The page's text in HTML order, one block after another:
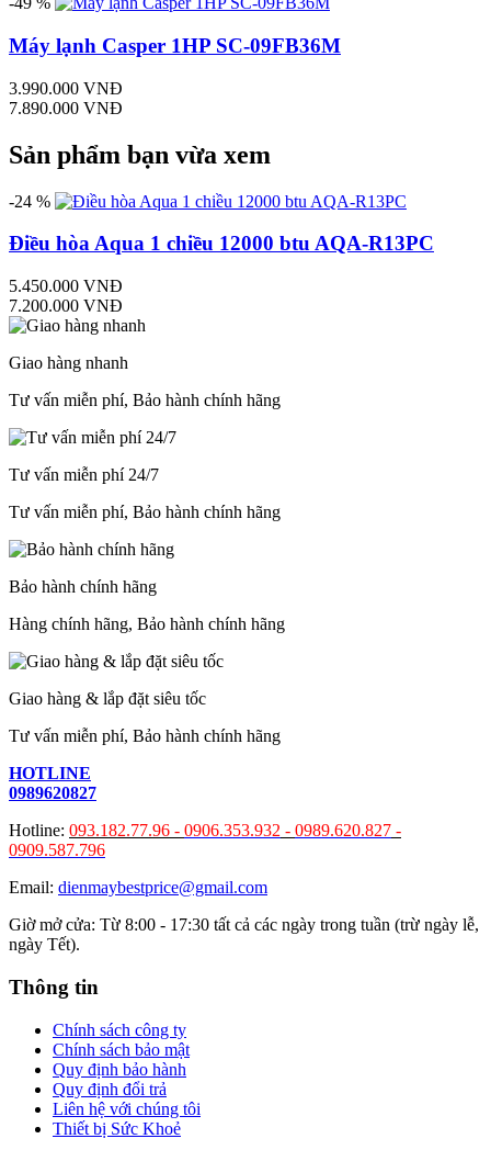
Máy lạnh Casper 1HP SC-09FB36M
3.990.000 VNĐ
7.890.000 VNĐ
Sản phẩm bạn vừa xem
-24 %
Điều hòa Aqua 1 chiều 12000 btu AQA-R13PC
5.450.000 VNĐ
7.200.000 VNĐ
Giao hàng nhanh
Tư vấn miễn phí, Bảo hành chính hãng
Tư vấn miễn phí 24/7
Tư vấn miễn phí, Bảo hành chính hãng
Bảo hành chính hãng
Hàng chính hãng, Bảo hành chính hãng
Giao hàng & lắp đặt siêu tốc
Tư vấn miễn phí, Bảo hành chính hãng
HOTLINE
0989620827
Hotline: 093.182.77.96 - 0906.353.932 - 0989.620.827 -
0909.587.796
Email: dienmaybestprice@gmail.com
Giờ mở cửa: Từ 8:00 - 17:30 tất cả các ngày trong tuần (trừ ngày lễ,
ngày Tết).
Thông tin
Chính sách công ty
Chính sách bảo mật
Quy định bảo hành
Quy định đổi trả
Liên hệ với chúng tôi
Thiết bị Sức Khoẻ